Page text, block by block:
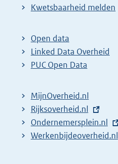
E
t
e
r
l
i
n
k
Kwetsbaarheid melden
Open data
Linked Data Overheid
PUC Open Data
MijnOverheid.nl
E
x
t
Rijksoverheid.nl
E
x
Ondernemersplein.nl
E
Werkenbijdeoverheid.nl